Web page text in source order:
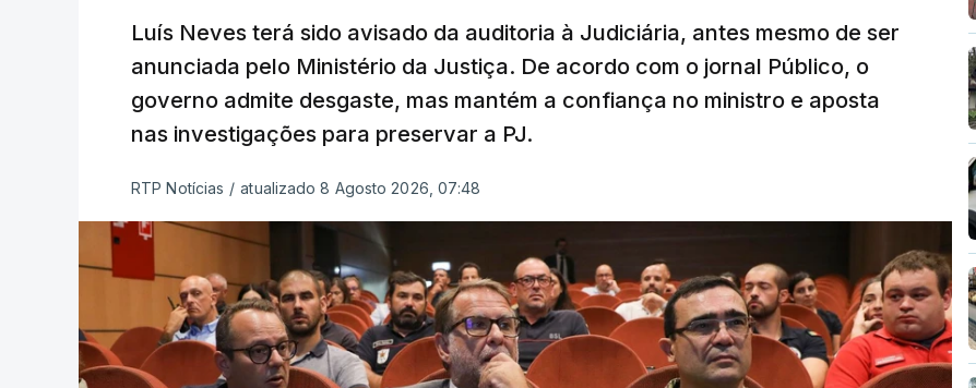
Luís Neves terá sido avisado da auditoria à Judiciária, antes mesmo de ser
anunciada pelo Ministério da Justiça. De acordo com o jornal Público, o
governo admite desgaste, mas mantém a confiança no ministro e aposta
nas investigações para preservar a PJ.
RTP Notícias / atualizado 8 Agosto 2026, 07:48